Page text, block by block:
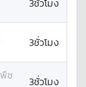
3ชั่วโมง
3ชั่วโมง
พืช
3ชั่วโมง